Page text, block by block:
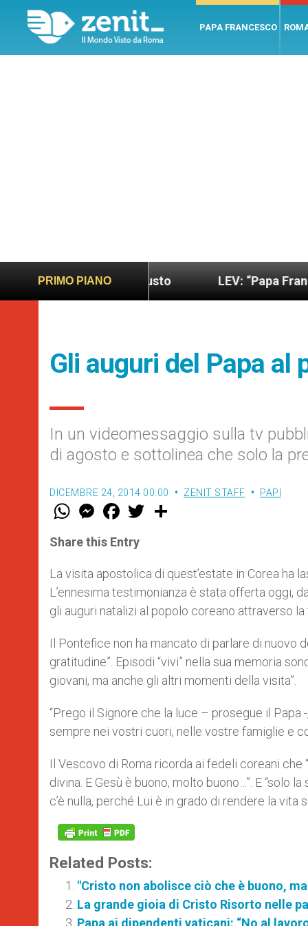
PAPA FRANCESCO
PRIMO PIANO
più sano e giusto LEV: “Papa Francesco.
Gli auguri del Papa al
In un videomessaggio sulla tv
di agosto e sottolinea che solo la
DICEMBRE 24, 2014 00:00 ZENIT STAFF PAPI
W
t
s
p
p
M
e
s
e
g
e
r
F
a
e
b
o
k
w
r
Share this Entry
La visita apostolica di quest’estate in Corea ha
L’ennesima testimonianza è stata offerta oggi,
gli auguri natalizi al popolo coreano attraverso
Il Pontefice non ha mancato di parlare di nuovo
gratitudine”. Episodi “vivi” nella sua memoria
giovani, ma anche gli altri momenti della visita”.
“Prego il Signore che la luce – prosegue il
sempre nei vostri cuori, nelle vostre famiglie e
Il Vescovo di Roma ricorda ai fedeli coreani che
divina. E Gesù è buono, molto buono…”. E “solo
c’è nulla, perché Lui è in grado di rendere la vita
Related Posts:
"Cristo non abolisce ciò che è buono,
La grande gioia di Cristo Risorto nelle
Papa ai dipendenti vaticani: “No al